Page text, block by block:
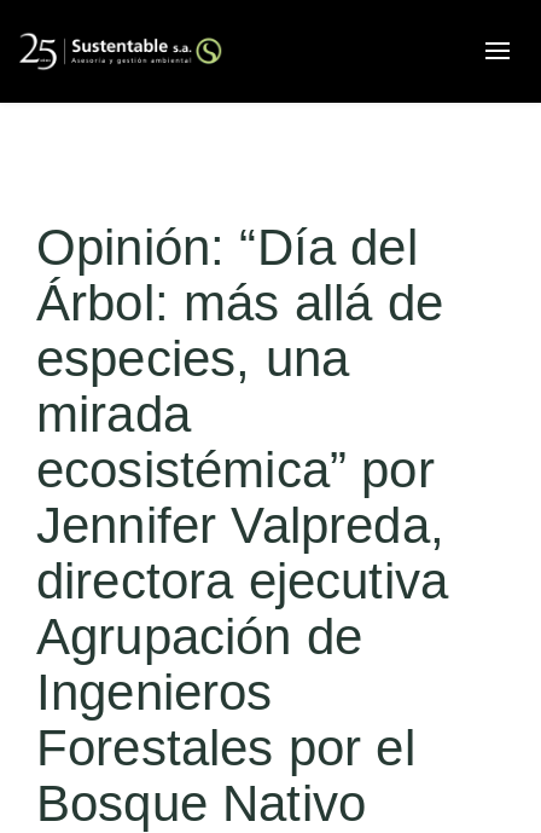
Opinión: “Día del
Árbol: más allá de
especies, una
mirada
ecosistémica” por
Jennifer Valpreda,
directora ejecutiva
Agrupación de
Ingenieros
Forestales por el
Bosque Nativo